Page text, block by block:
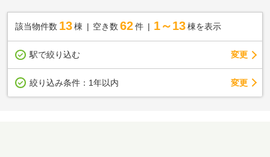
該当物件数 13棟 空き数 62 件 1～13 棟を表示
駅で絞り込む 変更
絞り込み条件： 1年以内 変更